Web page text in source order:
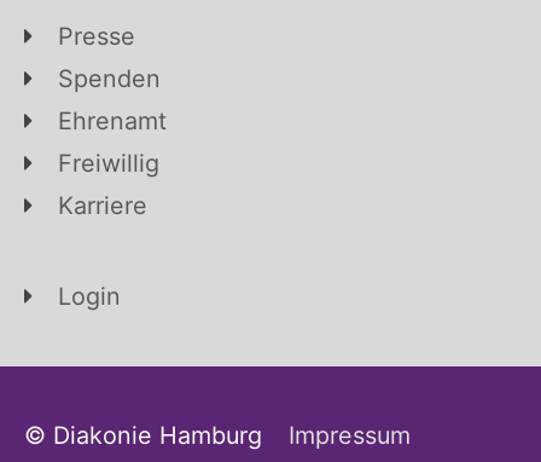
Presse
Spenden
Ehrenamt
Freiwillig
Karriere
Login
© Diakonie Hamburg
Impressum